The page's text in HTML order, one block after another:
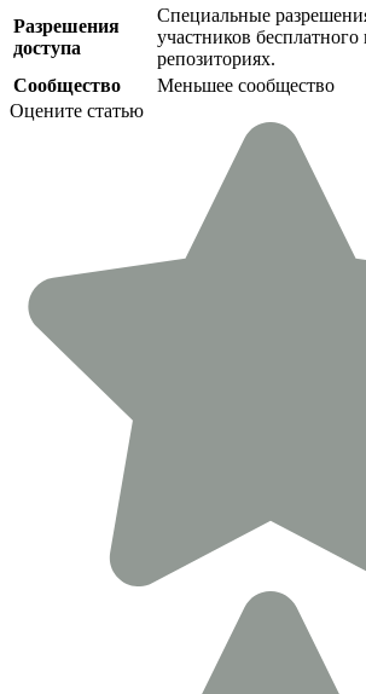
Разрешения
доступа
Специальные
участников бесплатного
репозиториях.
Сообщество
Меньшее сообщество
Оцените статью